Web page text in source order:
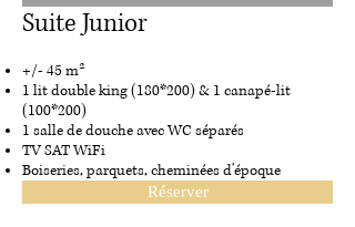
Suite Junior
+/- 45 m²
1 lit double king (180*200) & 1 canapé-lit
(100*200)
1 salle de douche avec WC séparés
TV SAT WiFi
Boiseries, parquets, cheminées d'époque
Réserver